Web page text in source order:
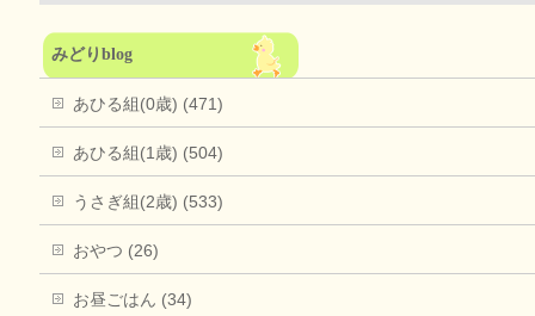
みどりblog
あひる組(0歳) (471)
あひる組(1歳) (504)
うさぎ組(2歳) (533)
おやつ (26)
お昼ごはん (34)